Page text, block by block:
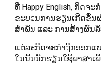
ທີ່ Happy English, ກິດຈ
ຂະບວນການຮຽນເກີດຂຶ້ນ
ສຳພັນ ແລະ ການສ້າງຜົນລັ
ແຕ່ລະກິດຈະກຳຖືກອອກແ
ໃນນັ້ນນັກຮຽນໃຊ້ພາສາເ